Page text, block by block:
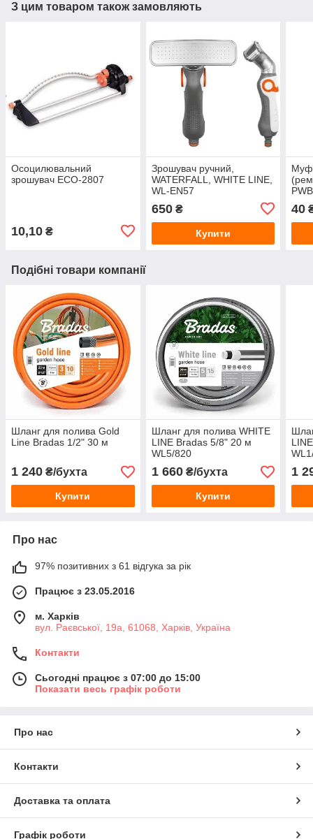
З цим товаром також замовляють
Осоцилювальний
зрошувач ECO-2807
10,10 ₴
Зрошувач ручний,
WATERFALL, WHITE LINE,
WL-EN57
650₴
Купити
40
Подібні товари компанії
Шланг для полива Gold
Line Bradas 1/2" 30 м
1 240 ₴/бухта
Купити
Шланг для полива WHITE
LINE Bradas 5/8" 20 м
WL5/820
1 660₴/бухта
Купити
1
Про нас
97% позитивних з 61 відгука за рік
Працює з 23.05.2016
м. Харків
вул. Раєвської, 19а, 61068, Харків, Україна
Контакти
Сьогодні працює з 07:00 до 15:00
Показати весь графік роботи
Про нас
Контакти
Доставка та оплата
Графік роботи